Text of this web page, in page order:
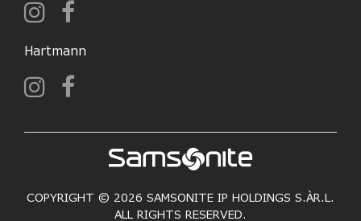
Hartmann
COPYRIGHT © 2026 SAMSONITE IP HOLDINGS S.ÀR.L.
ALL RIGHTS RESERVED.